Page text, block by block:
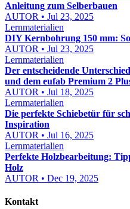
Anleitung zum Selberbauen
AUTOR • Jul 23, 2025
Lernmaterialien
DIY Kernbohrung 150 mm:
AUTOR • Jul 23, 2025
Lernmaterialien
Der entscheidende
und dem eufab Premium 2
AUTOR • Jul 18, 2025
Lernmaterialien
Die perfekte Schiebetür für
Inspiration
AUTOR • Jul 16, 2025
Lernmaterialien
Perfekte Holzbearbeitung:
Holz
AUTOR • Dec 19, 2025
Kontakt